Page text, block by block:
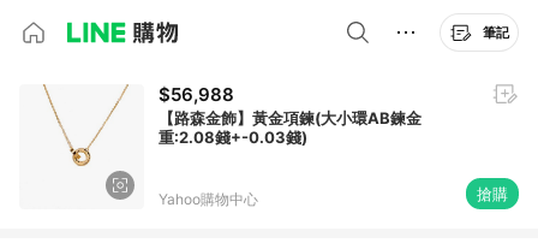
筆記
$56,988
【路森金飾】黃金項鍊(大小環AB鍊金
重:2.08錢+-0.03錢)
Yahoo購物中心 搶購